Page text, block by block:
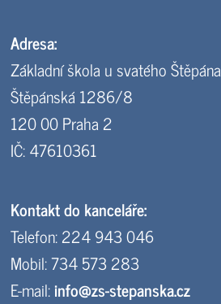
Adresa:
Základní škola u svatého Štěpána
Štěpánská 1286/8
120 00 Praha 2
IČ: 47610361
Kontakt do kanceláře:
Telefon: 224 943 046
Mobil: 734 573 283
E-mail:info@zs-stepanska.cz